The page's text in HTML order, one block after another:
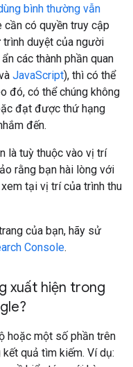
bình thường vẫn
có quyền truy cập
duyệt của người
các thành phần quan
JavaScript), thì có thể
đó, có thể chúng không
đạt được thứ hạng
đến.
là tuỳ thuộc vào vị trí
rằng bạn hài lòng với
tại vị trí của trình thu
của bạn, hãy sử
Console.
xuất hiện trong
hoặc một số phần trên
quả tìm kiếm. Ví dụ: